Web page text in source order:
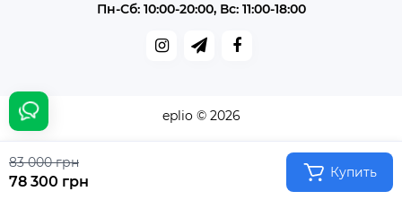
83 000 грн
78 300 грн
Купить
Пн-Сб: 10:00-20:00, Вс: 11:00-18:00
eplio © 2026